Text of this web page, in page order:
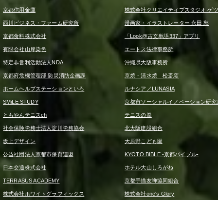
京都信用金庫 株式会社クリエイティブスタジオ ゲ
西川ビジネス・ファーム研究所 漫画家・イラストレーター 永田 愁
京都食料株式会社 「Look@古文単語337」アプリ
有限会社山岸染色 エートス法律事務所
特定非営利活動法人NDA 沖縄県大阪事務所
京都府危機管理部 防災消防企画課 京焼・清水焼 松斎窯
ホームヘルプステーションといろ ルナシア／LUNASIA
SMiLE STUDY 京都市ソーシャルイノベーション研究
ともやんテニスch テニスの拳
社会保険労務士法人淀川労務協会 北大阪建設組合
坂上デザイン 大原野こども園
公益社団法人京都市保育連盟 KYOTO BIBLE -京都バイブル-
日本交通株式会社 ホテル大山しろがね
TERRASUS ACADEMY 京都手描友禅協同組合
株式会社ホワイトグラフィックス 株式会社one's Glory